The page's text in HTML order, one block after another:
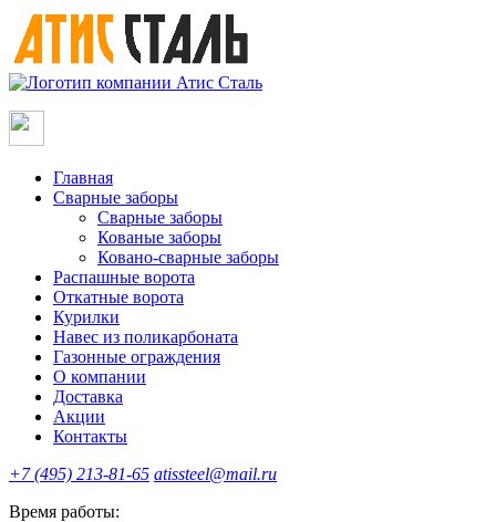
Главная
Сварные заборы
Сварные заборы
Кованые заборы
Ковано-сварные заборы
Распашные ворота
Откатные ворота
Курилки
Навес из поликарбоната
Газонные ограждения
О компании
Доставка
Акции
Контакты
+7 (495) 213-81-65 atissteel@mail.ru
Время работы: